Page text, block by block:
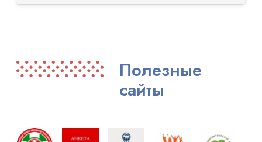
Полезные
сайты